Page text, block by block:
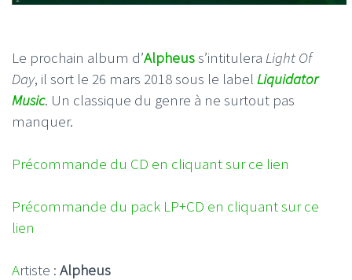
Le prochain album d’Alpheuss’intitulera Light Of
Day, il sort le 26 mars 2018 sous le label Liquidator
Music. Un classique du genre à ne surtout pas
manquer.
Précommande du CD en cliquant sur ce lien
Précommande du pack LP+CD en cliquant sur ce
lien
Artiste : Alpheus